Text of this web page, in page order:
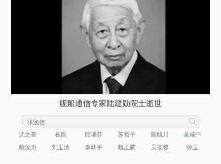
舰船通信专家陆建勋院士逝世
沈之荃 崔崑 顾诵芬 苏哲子 陈毓川
吴咸中
戴汝为
刘玉清 李幼平 魏正耀 吴德馨 孙玉